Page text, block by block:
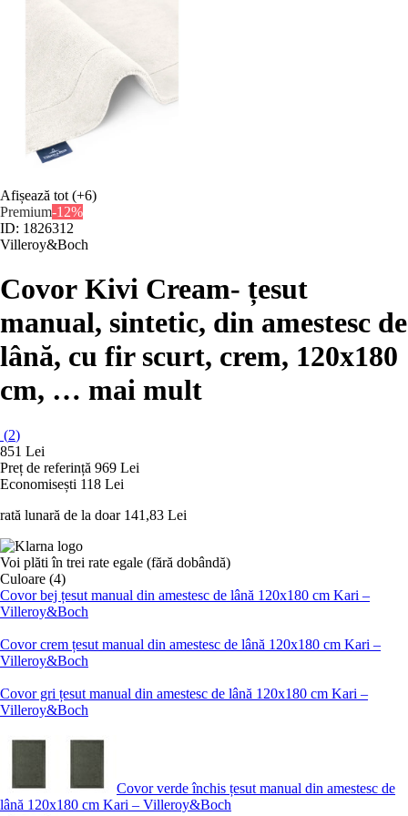
Afișează tot (+6)
Premium-12%
ID: 1826312
Villeroy&Boch
Covor Kivi Cream- țesut
manual, sintetic, din amestesc de
lână, cu fir scurt, crem, 120x180
cm, … mai mult
(2)
851 Lei
Preț de referință 969 Lei
Economisești 118 Lei
rată lunară de la doar 141,83 Lei
Voi plăti în trei rate egale (fără dobândă)
Culoare (4)
Covor bej țesut manual din amestesc de lână 120x180 cm Kari –
Villeroy&Boch
Covor crem țesut manual din amestesc de lână 120x180 cm Kari –
Villeroy&Boch
Covor gri țesut manual din amestesc de lână 120x180 cm Kari –
Villeroy&Boch
Covor verde închis țesut manual din amestesc de
lână 120x180 cm Kari – Villeroy&Boch